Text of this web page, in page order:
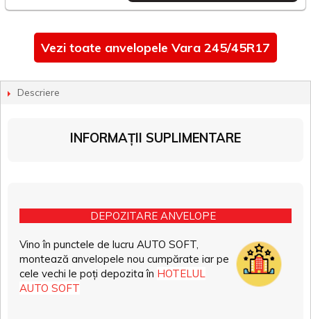
Vezi toate anvelopele Vara 245/45R17
Descriere
INFORMAȚII SUPLIMENTARE
DEPOZITARE ANVELOPE
Vino în punctele de lucru AUTO SOFT,
montează anvelopele nou cumpărate iar pe
cele vechi le poți depozita în HOTELUL
AUTO SOFT